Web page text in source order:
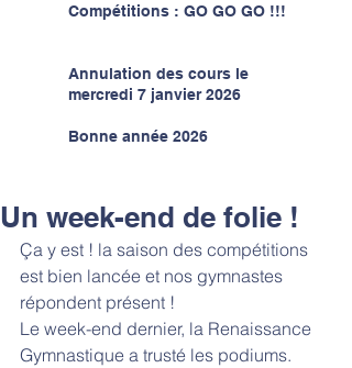
Compétitions : GO GO GO !!!
Annulation des cours le
mercredi 7 janvier 2026
Bonne année 2026
Un week-end de folie !
Ça y est ! la saison des compétitions
est bien lancée et nos gymnastes
répondent présent !
Le week-end dernier, la Renaissance
Gymnastique a trusté les podiums.